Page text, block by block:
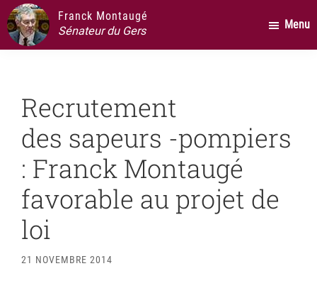
Passer
au
contenu
Passer
la
principale
Passer
au
pied
Franck Montaugé
Sénateur du Gers
Menu
Recrutement
des sapeurs -pompiers
: Franck Montaugé
favorable au projet de
loi
21 NOVEMBRE 2014